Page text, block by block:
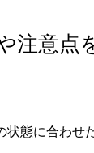
注意点
態に合わせ